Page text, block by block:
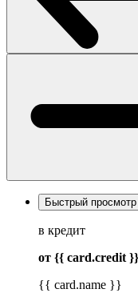
Быстрый просмотр
в кредит
от {{ card.credit }}
{{ card.name }}